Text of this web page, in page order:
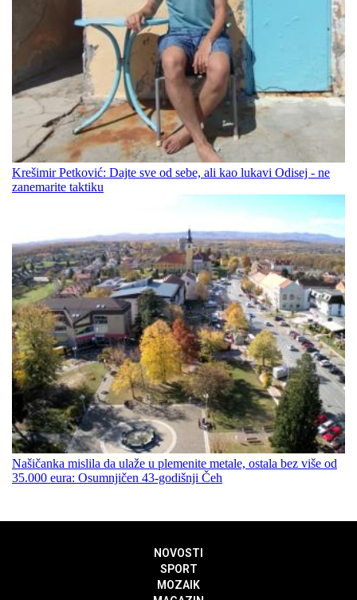
Krešimir Petković: Dajte sve od sebe, ali kao lukavi Odisej - ne
zanemarite taktiku
Našičanka mislila da ulaže u plemenite metale, ostala bez više od
35.000 eura: Osumnjičen 43-godišnji Čeh
NOVOSTI
SPORT
MOZAIK